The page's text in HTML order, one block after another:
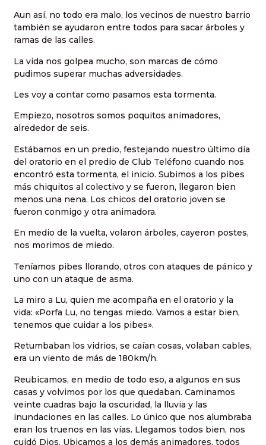
Aun así, no todo era malo, los vecinos de nuestro barrio
también se ayudaron entre todos para sacar árboles y
ramas de las calles.
La vida nos golpea mucho, son marcas de cómo
pudimos superar muchas adversidades.
Les voy a contar como pasamos esta tormenta.
Empiezo, nosotros somos poquitos animadores,
alrededor de seis.
Estábamos en un predio, festejando nuestro último día
del oratorio en el predio de Club Teléfono cuando nos
encontró esta tormenta, el inicio. Subimos a los pibes
más chiquitos al colectivo y se fueron, llegaron bien
menos una nena. Los chicos del oratorio joven se
fueron conmigo y otra animadora.
En medio de la vuelta, volaron árboles, cayeron postes,
nos morimos de miedo.
Teníamos pibes llorando, otros con ataques de pánico y
uno con un ataque de asma.
La miro a Lu, quien me acompaña en el oratorio y la
vida: «Porfa Lu, no tengas miedo. Vamos a estar bien,
tenemos que cuidar a los pibes».
Retumbaban los vidrios, se caían cosas, volaban cables,
era un viento de más de 180km/h.
Reubicamos, en medio de todo eso, a algunos en sus
casas y volvimos por los que quedaban. Caminamos
veinte cuadras bajo la oscuridad, la lluvia y las
inundaciones en las calles. Lo único que nos alumbraba
eran los truenos en las vías. Llegamos todos bien, nos
cuidó Dios. Ubicamos a los demás animadores, todos